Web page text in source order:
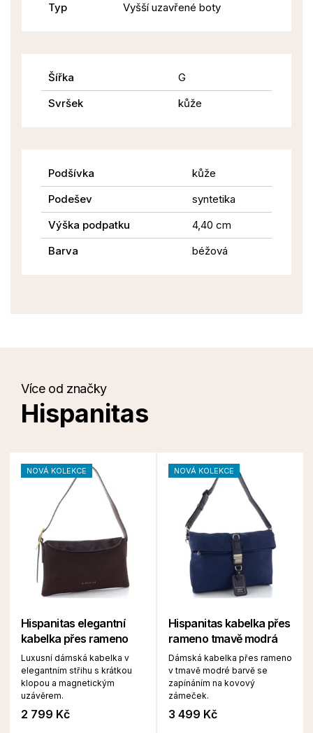
Typ
Vyšší uzavřené boty
Šířka
G
Svršek
kůže
Podšívka
kůže
Podešev
syntetika
Výška podpatku
4,40 cm
Barva
béžová
Více od značky
Hispanitas
NOVÁ KOLEKCE
Hispanitas elegantní
kabelka přes rameno
Luxusní dámská kabelka v
elegantním střihu s krátkou
klopou a magnetickým
uzávěrem.
2 799 Kč
NOVÁ KOLEKCE
Hispanitas kabelka přes
rameno tmavě modrá
Dámská kabelka přes rameno
v tmavě modré barvě se
zapínáním na kovový
zámeček.
3 499 Kč